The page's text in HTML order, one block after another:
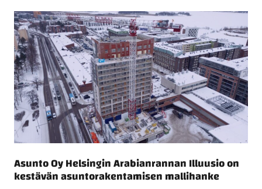
Asunto Oy Helsingin Arabianrannan Illuusio on
kestävän asuntorakentamisen mallihanke